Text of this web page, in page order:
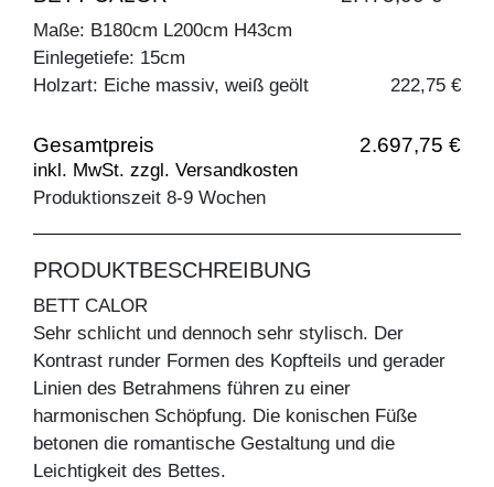
Maße: B180cm L200cm H43cm
Einlegetiefe: 15cm
Holzart: Eiche massiv, weiß geölt
222,75 €
Gesamtpreis 2.697,75 €
inkl. MwSt. zzgl. Versandkosten
Produktionszeit 8-9 Wochen
PRODUKTBESCHREIBUNG
BETT CALOR
Sehr schlicht und dennoch sehr stylisch. Der
Kontrast runder Formen des Kopfteils und gerader
Linien des Betrahmens führen zu einer
harmonischen Schöpfung. Die konischen Füße
betonen die romantische Gestaltung und die
Leichtigkeit des Bettes.